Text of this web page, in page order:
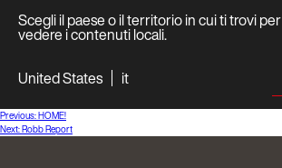
Scegli il paese o il territorio in cui ti trovi per
vedere i contenuti locali.
United States
it
Navigazione
articoli
Previous:HOME!
Next:Robb Report